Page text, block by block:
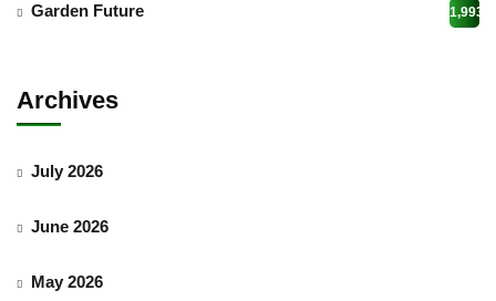
Garden Future 1,993
Archives
July 2026
June 2026
May 2026